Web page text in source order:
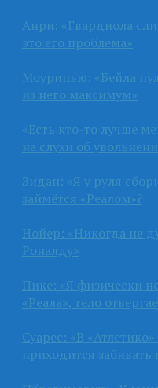
Анри: «Гвардиола
это его проблема»
Моуринью: «Бейла
из него максимум»
«Есть кто-то лучше
на слухи об
Зидан: «Я у руля
займётся «Реалом»?
Нойер: «Никогда не
Роналду»
Пике: «Я физически
«Реала», тело
Суарес: «В
приходится забивать